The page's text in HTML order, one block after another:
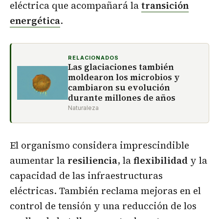
eléctrica que acompañará latransición
energética.
RELACIONADOS
Las glaciaciones también
moldearon los microbios y
cambiaron su evolución
durante millones de años
Naturaleza
El organismo considera imprescindible
aumentar la resiliencia, laflexibilidad y la
capacidad de las infraestructuras
eléctricas. También reclama mejoras en el
control de tensión y una reducción de los